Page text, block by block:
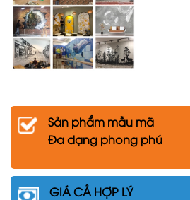
Sản phẩm mẫu mã
Đa dạng phong phú
GIÁ CẢ HỢP LÝ